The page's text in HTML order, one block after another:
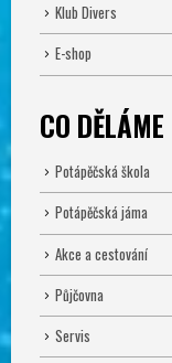
Klub Divers
E-shop
CO DĚLÁME
Potápěčská škola
Potápěčská jáma
Akce a cestování
Půjčovna
Servis